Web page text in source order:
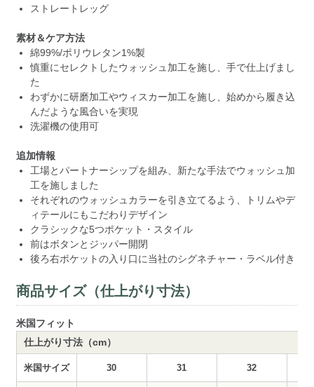
ストレートレッグ
素材＆ケア方法
綿99%/ポリウレタン1%製
慎重にセレクトしたウォッシュ加工を施し、手で仕上げまし
た
わずかに研磨加工やウィスカー加工を施し、始めから履き込
んだような風合いを実現
洗濯機の使用可
追加情報
工場とパートナーシップを組み、新たな手法でウォッシュ加
工を施しました
それぞれのウォッシュカラーを引き立てるよう、トリムやデ
ィテールにもこだわりデザイン
クラシックな5つポケット・スタイル
前はボタンとジッパー開閉
後ろ右ポケットの入り口に当社のシグネチャー・ラベル付き
商品サイズ（仕上がり寸法）
米国フィット
仕上がり寸法（cm）
米国サイズ 30 31 32